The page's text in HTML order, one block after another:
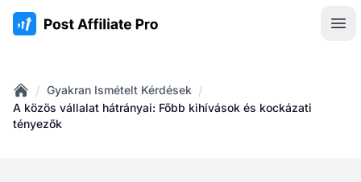
:site.title
Home
/ Gyakran Ismételt Kérdések /
A közös vállalat hátrányai: Főbb kihívások és kockázati
tényezők